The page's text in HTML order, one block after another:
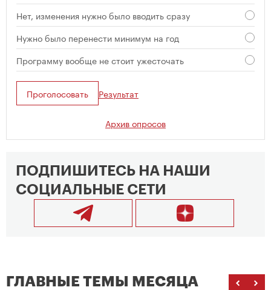
Нет, изменения нужно было вводить сразу
Нужно было перенести минимум на год
Программу вообще не стоит ужесточать
Проголосовать Результат
Архив опросов
ПОДПИШИТЕСЬ НА НАШИ
СОЦИАЛЬНЫЕ СЕТИ
ГЛАВНЫЕ ТЕМЫ МЕСЯЦА